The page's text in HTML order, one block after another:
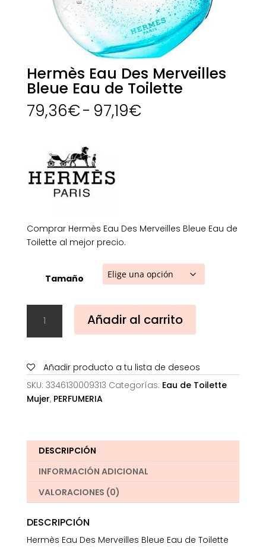
Hermès Eau Des Merveilles
Bleue Eau de Toilette
79,36€- 97,19€Rango
Comprar Hermès Eau Des Merveilles Bleue Eau de
Toilette al mejor precio.
Tamaño
Des
Bleue
Eau
de
Toilette
Añadir al carrito
Añadir producto a tu lista de deseos
SKU: 3346130009313 Categorías: Eau de Toilette
Mujer, PERFUMERIA
DESCRIPCIÓN
INFORMACIÓN ADICIONAL
VALORACIONES (0)
DESCRIPCIÓN
Hermès Eau Des Merveilles Bleue Eau de Toilette